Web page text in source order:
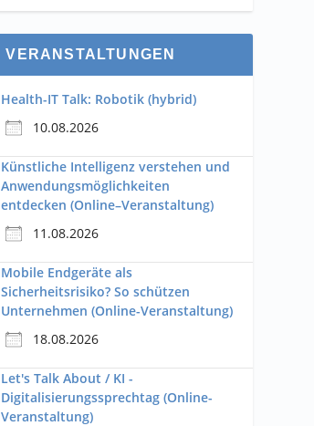
VERANSTALTUNGEN
Health-IT Talk: Robotik (hybrid)
10.08.2026
Künstliche Intelligenz verstehen und
Anwendungsmöglichkeiten
entdecken (Online–Veranstaltung)
11.08.2026
Mobile Endgeräte als
Sicherheitsrisiko? So schützen
Unternehmen (Online-Veranstaltung)
18.08.2026
Let's Talk About / KI -
Digitalisierungssprechtag (Online-
Veranstaltung)